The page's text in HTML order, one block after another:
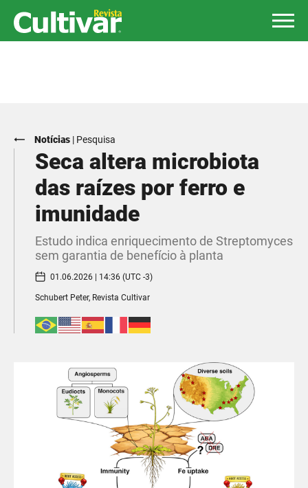
Notícias | Pesquisa
Seca altera microbiota
das raízes por ferro e
imunidade
Estudo indica enriquecimento de Streptomyces
sem garantia de benefício à planta
01.06.2026 | 14:36 (UTC -3)
Schubert Peter, Revista Cultivar